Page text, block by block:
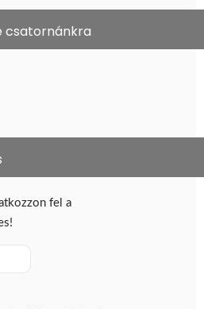
csatornánkra